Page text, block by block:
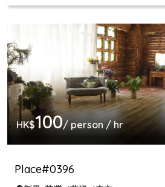
HK$100/ person / hr
Place#0396